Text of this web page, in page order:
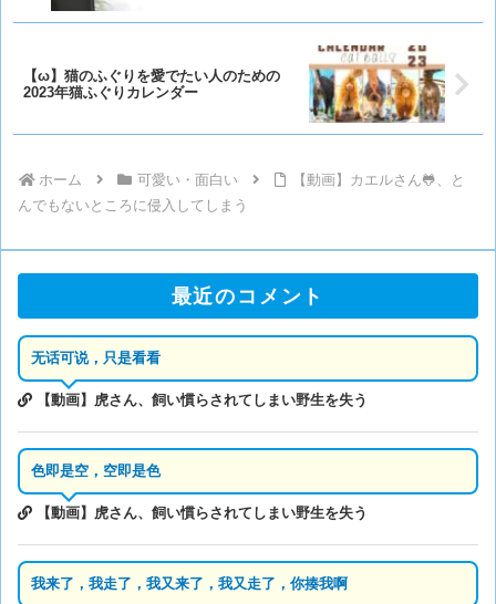
【ω】猫のふぐりを愛でたい人のための
2023年猫ふぐりカレンダー
ホーム 可愛い・面白い
【動画】カエルさん🐸、と
んでもないところに侵入してしまう
最近のコメント
无话可说，只是看看
【動画】虎さん、飼い慣らされてしまい野生を失う
色即是空，空即是色
【動画】虎さん、飼い慣らされてしまい野生を失う
我来了，我走了，我又来了，我又走了，你揍我啊